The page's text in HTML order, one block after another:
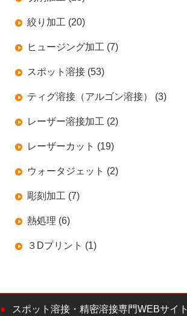
絞り加工 (20)
ヒュージング加工 (7)
スポット溶接 (53)
ティグ溶接（アルゴン溶接） (3)
レーザー溶接加工 (2)
レーザーカット (19)
ウォータジェット (2)
彫刻加工 (7)
熱処理 (6)
３Dプリント (1)
スポット溶接・精密溶接専門WEBサイト